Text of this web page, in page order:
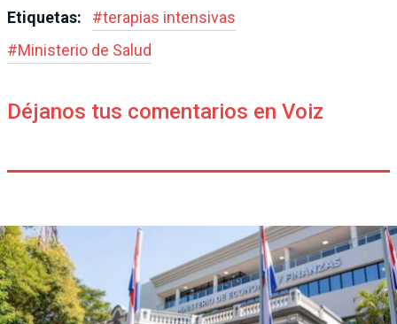
Etiquetas: #terapias intensivas
#Ministerio de Salud
Déjanos tus comentarios en Voiz